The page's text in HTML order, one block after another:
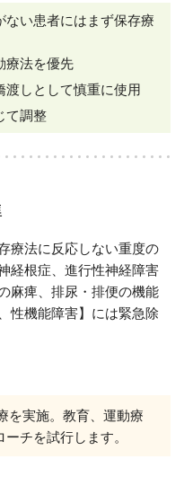
い患者にはまず保存療
療法を優先
渡しとして慎重に使用
て調整
療法に反応しない重度の
経根症、進行性神経障害
麻痺、排尿・排便の機能
性機能障害】には緊急除
実施。教育、運動療
チを試行します。